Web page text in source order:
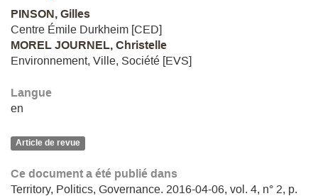
PINSON, Gilles
Centre Émile Durkheim [CED]
MOREL JOURNEL, Christelle
Environnement, Ville, Société [EVS]
Langue
en
Article de revue
Ce document a été publié dans
Territory, Politics, Governance. 2016-04-06, vol. 4, n° 2, p.